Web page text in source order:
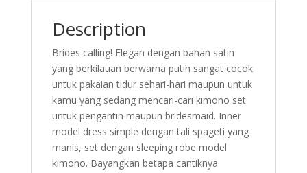
Description
Brides calling! Elegan dengan bahan satin
yang berkilauan berwarna putih sangat cocok
untuk pakaian tidur sehari-hari maupun untuk
kamu yang sedang mencari-cari kimono set
untuk pengantin maupun bridesmaid. Inner
model dress simple dengan tali spageti yang
manis, set dengan sleeping robe model
kimono. Bayangkan betapa cantiknya